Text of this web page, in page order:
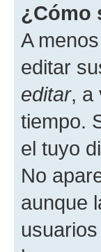
¿Cómo
A
editar
editar, a
tiempo.
el tuyo
No
aunque